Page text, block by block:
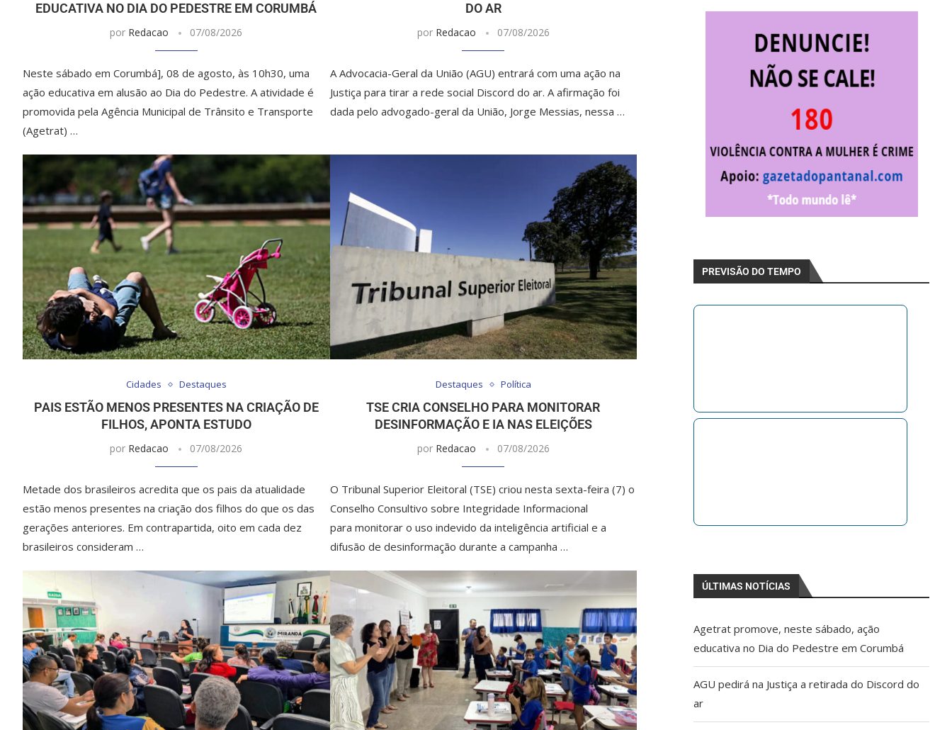
EDUCATIVA NO DIA DO PEDESTRE EM CORUMBÁ
por Redacao 07/08/2026
Neste sábado em Corumbá], 08 de agosto, às 10h30, uma
ação educativa em alusão ao Dia do Pedestre. A atividade é
promovida pela Agência Municipal de Trânsito e Transporte
(Agetrat) …
DO AR
por Redacao 07/08/2026
A Advocacia-Geral da União (AGU) entrará com uma ação na
Justiça para tirar a rede social Discord do ar. A afirmação foi
dada pelo advogado-geral da União, Jorge Messias, nessa …
Cidades Destaques
PAIS ESTÃO MENOS PRESENTES NA CRIAÇÃO DE
FILHOS, APONTA ESTUDO
por Redacao 07/08/2026
Metade dos brasileiros acredita que os pais da atualidade
estão menos presentes na criação dos filhos do que os das
gerações anteriores. Em contrapartida, oito em cada dez
brasileiros consideram …
Destaques Política
TSE CRIA CONSELHO PARA MONITORAR
DESINFORMAÇÃO E IA NAS ELEIÇÕES
por Redacao 07/08/2026
O Tribunal Superior Eleitoral (TSE) criou nesta sexta-feira (7) o
Conselho Consultivo sobre Integridade Informacional
para monitorar o uso indevido da inteligência artificial e a
difusão de desinformação durante a campanha …
PREVISÃO DO TEMPO
ÚLTIMAS NOTÍCIAS
Agetrat promove, neste sábado, ação
educativa no Dia do Pedestre em Corumbá
AGU pedirá na Justiça a retirada do Discord do
ar